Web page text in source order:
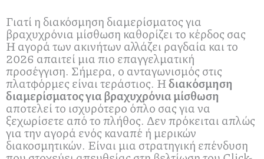
Γιατί η διακόσμηση διαμερίσματος για
βραχυχρόνια μίσθωση καθορίζει το κέρδος σας
Η αγορά των ακινήτων αλλάζει ραγδαία και το
2026 απαιτεί μια πιο επαγγελματική
προσέγγιση. Σήμερα, ο ανταγωνισμός στις
πλατφόρμες είναι τεράστιος. Ηδιακόσμηση
διαμερίσματος για βραχυχρόνια μίσθωση
αποτελεί το ισχυρότερο όπλο σας για να
ξεχωρίσετε από το πλήθος. Δεν πρόκειται απλώς
για την αγορά ενός καναπέ ή μερικών
διακοσμητικών. Είναι μια στρατηγική επένδυση